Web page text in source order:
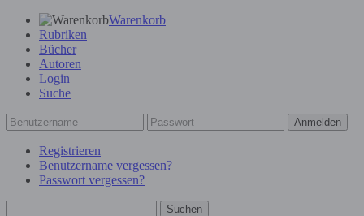
Warenkorb
Rubriken
Bücher
Autoren
Login
Suche
Anmelden
Registrieren
Benutzername vergessen?
Passwort vergessen?
Suchen